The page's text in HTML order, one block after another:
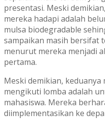
presentasi. Meski
mereka hadapi adalah
mulsa biodegradable
sampaikan masih bersifat
menurut mereka menjadi
pertama.
Meski demikian,
mengikuti lomba adalah
mahasiswa. Mereka
diimplementasikan ke